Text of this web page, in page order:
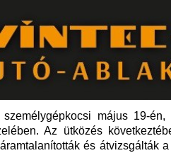
május 19-
Az ütközés
és átvizsgálták